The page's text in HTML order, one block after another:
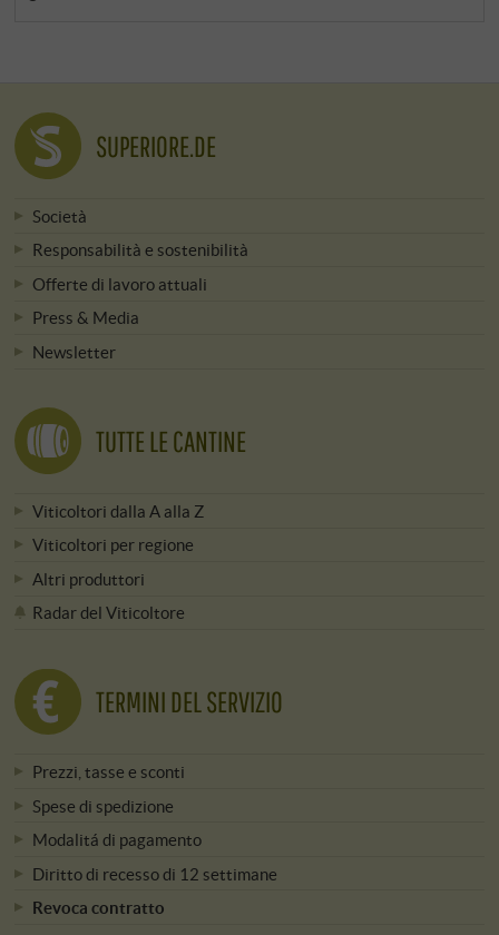
SUPERIORE.DE
Società
Responsabilità e sostenibilità
Offerte di lavoro attuali
Press & Media
Newsletter
TUTTE LE CANTINE
Viticoltori dalla A alla Z
Viticoltori per regione
Altri produttori
Radar del Viticoltore
TERMINI DEL SERVIZIO
Prezzi, tasse e sconti
Spese di spedizione
Modalitá di pagamento
Diritto di recesso di 12 settimane
Revoca contratto